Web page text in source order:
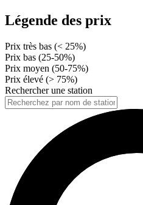
Légende des prix
Prix très bas (< 25%)
Prix bas (25-50%)
Prix moyen (50-75%)
Prix élevé (> 75%)
Rechercher une station